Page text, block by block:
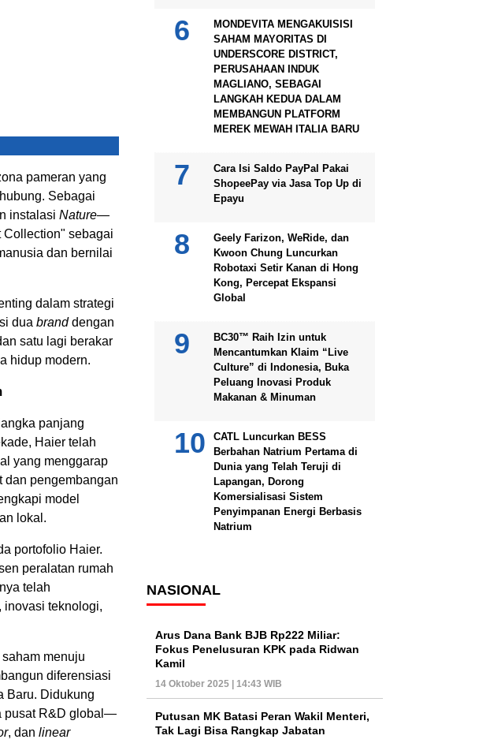
pameran yang
Sebagai
instalasi Nature—
Collection" sebagai
dan bernilai
dalam strategi
dua branddengan
satu lagi berakar
hidup modern.
panjang
Haier telah
yang menggarap
dan pengembangan
model
lokal.
portofolio Haier.
peralatan rumah
telah
inovasi teknologi,
menuju
diferensiasi
Baru. Didukung
pusat R&D global—
, dan linear
MONDEVITA MENGAKUISISI
SAHAM MAYORITAS DI
UNDERSCORE DISTRICT,
PERUSAHAAN INDUK
MAGLIANO, SEBAGAI
LANGKAH KEDUA DALAM
MEMBANGUN PLATFORM
MEREK MEWAH ITALIA BARU
Cara Isi Saldo PayPal Pakai
ShopeePay via Jasa Top Up di
Epayu
Geely Farizon, WeRide, dan
Kwoon Chung Luncurkan
Robotaxi Setir Kanan di Hong
Kong, Percepat Ekspansi
Global
BC30™ Raih Izin untuk
Mencantumkan Klaim “Live
Culture” di Indonesia, Buka
Peluang Inovasi Produk
Makanan & Minuman
CATL Luncurkan BESS
Berbahan Natrium Pertama di
Dunia yang Telah Teruji di
Lapangan, Dorong
Komersialisasi Sistem
Penyimpanan Energi Berbasis
Natrium
NASIONAL
Arus Dana Bank BJB Rp222 Miliar:
Fokus Penelusuran KPK pada Ridwan
Kamil
14 Oktober 2025 | 14:43 WIB
Putusan MK Batasi Peran Wakil Menteri,
Tak Lagi Bisa Rangkap Jabatan